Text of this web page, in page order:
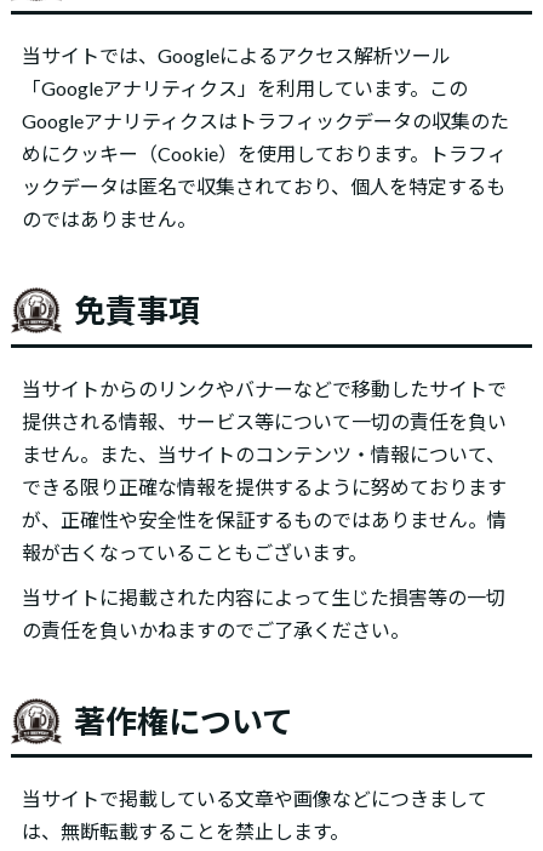
当サイトでは、Googleによるアクセス解析ツール
「Googleアナリティクス」を利用しています。この
Googleアナリティクスはトラフィックデータの収集のた
めにクッキー（Cookie）を使用しております。トラフィ
ックデータは匿名で収集されており、個人を特定するも
のではありません。
免責事項
当サイトからのリンクやバナーなどで移動したサイトで
提供される情報、サービス等について一切の責任を負い
ません。また、当サイトのコンテンツ・情報について、
できる限り正確な情報を提供するように努めております
が、正確性や安全性を保証するものではありません。情
報が古くなっていることもございます。
当サイトに掲載された内容によって生じた損害等の一切
の責任を負いかねますのでご了承ください。
著作権について
当サイトで掲載している文章や画像などにつきまして
は、無断転載することを禁止します。